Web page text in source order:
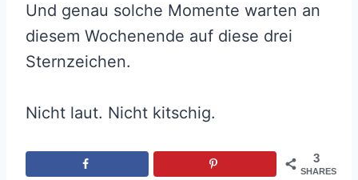
Und genau solche Momente warten an
diesem Wochenende auf diese drei
Sternzeichen.
Nicht laut. Nicht kitschig.
3
SHARES